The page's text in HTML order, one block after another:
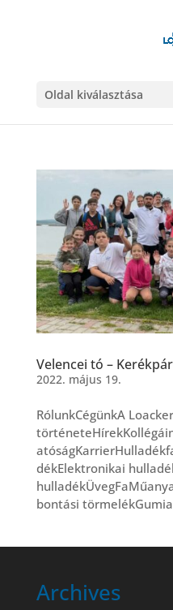
Oldal kiválasztása
Velencei tó –
2022. május 19.
RólunkCégünkA
dékElektronikai
bontási
Archives